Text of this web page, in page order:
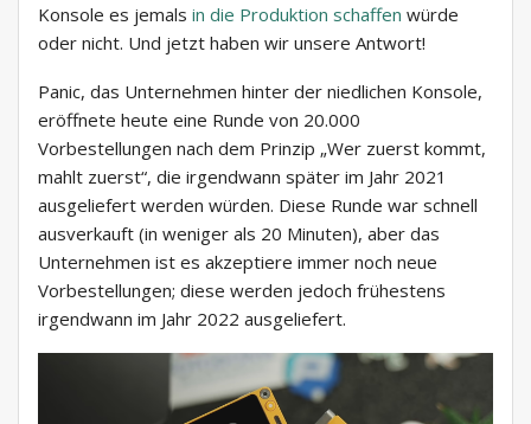
Konsole es jemals in die Produktion schaffen würde
oder nicht. Und jetzt haben wir unsere Antwort!
Panic, das Unternehmen hinter der niedlichen Konsole,
eröffnete heute eine Runde von 20.000
Vorbestellungen nach dem Prinzip „Wer zuerst kommt,
mahlt zuerst“, die irgendwann später im Jahr 2021
ausgeliefert werden würden. Diese Runde war schnell
ausverkauft (in weniger als 20 Minuten), aber das
Unternehmen ist es akzeptiere immer noch neue
Vorbestellungen; diese werden jedoch frühestens
irgendwann im Jahr 2022 ausgeliefert.